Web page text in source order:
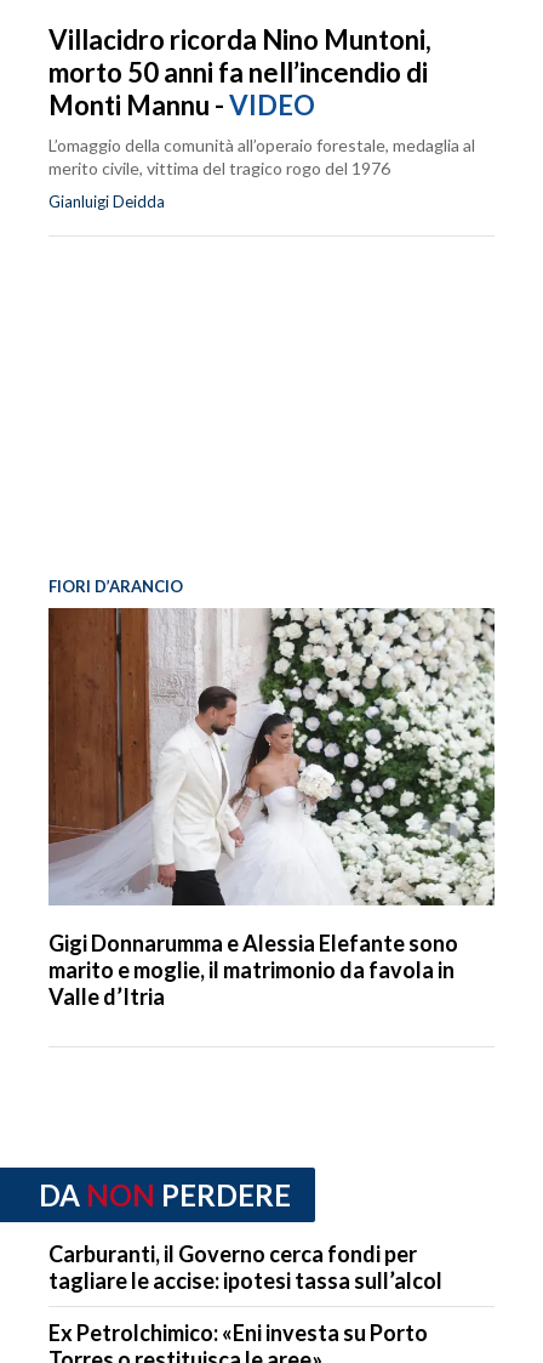
Villacidro ricorda Nino Muntoni,
morto 50 anni fa nell’incendio di
Monti Mannu -VIDEO
L’omaggio della comunità all’operaio forestale, medaglia al
merito civile, vittima del tragico rogo del 1976
Gianluigi Deidda
FIORI D’ARANCIO
Gigi Donnarumma e Alessia Elefante sono
marito e moglie, il matrimonio da favola in
Valle d’Itria
DA NON PERDERE
Carburanti, il Governo cerca fondi per
tagliare le accise: ipotesi tassa sull’alcol
Ex Petrolchimico: «Eni investa su Porto